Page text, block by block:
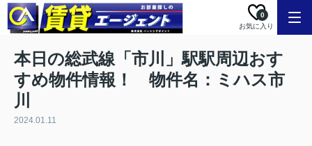
お気に入り
0
本日の総武線「市川」駅駅周辺おす
すめ物件情報！ 物件名：ミハス市
川
2024.01.11